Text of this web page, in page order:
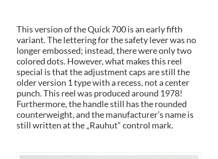
This version of the Quick 700 is an early fifth
variant. The lettering for the safety lever was no
longer embossed; instead, there were only two
colored dots. However, what makes this reel
special is that the adjustment caps are still the
older version 1 type with a recess, not a center
punch. This reel was produced around 1978!
Furthermore, the handle still has the rounded
counterweight, and the manufacturer’s name is
still written at the „Rauhut“ control mark.